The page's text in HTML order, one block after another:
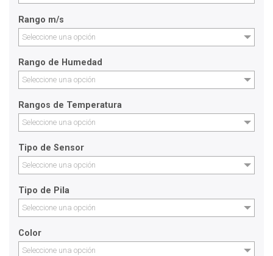
Rango m/s
Seleccione una opción
Rango de Humedad
Seleccione una opción
Rangos de Temperatura
Seleccione una opción
Tipo de Sensor
Seleccione una opción
Tipo de Pila
Seleccione una opción
Color
Seleccione una opción